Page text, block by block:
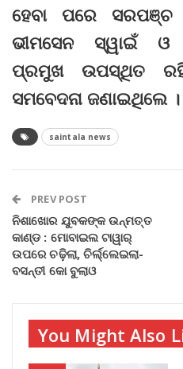
ହେବା ପରେ ସରପଞ୍ଚ
ଭୀମସେନ ସ୍ୱାଇଁ ଓ
ପ୍ରମୁଖ ଉପସ୍ଥିତ
ସମବେଦନା ଜଣାଇଥିଲେ ।
saintala news
PREV POST
ନିଶାଖୋର ଯୁବକଙ୍କ ଉନ୍ମତ୍ତ
କାଣ୍ଡ : ମୋବାଇଲ ଟାୱାର୍‌
ଉପରେ ଚଢ଼ିଲା, ଚିର୍ଲ୍ଲେଇଲା-
ବସନ୍ତୀ କୋ ବୁଲାଓ
You Might Also